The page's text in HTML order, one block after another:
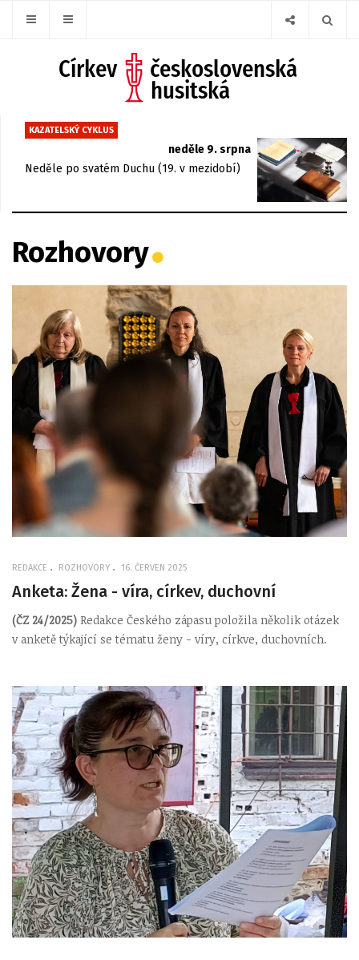
KAZATELSKÝ CYKLUS
neděle 9. srpna
Neděle po svatém Duchu (19. v mezidobí)
Rozhovory
REDAKCE ROZHOVORY 16. ČERVEN 2025
Anketa: Žena - víra, církev, duchovní
(ČZ 24/2025) Redakce Českého zápasu položila několik otázek
v anketě týkající se tématu ženy - víry, církve, duchovních.